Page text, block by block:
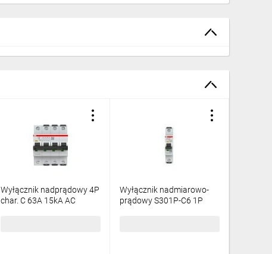
Wyłącznik nadprądowy 4P
char. C 63A 15kA AC
Wyłącznik nadmiarowo-
prądowy S301P-C6 1P